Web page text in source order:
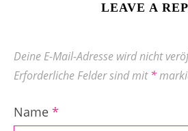
LEAVE A
Deine E-Mail-Adresse wird nicht
Erforderliche Felder sind mit*
Name *